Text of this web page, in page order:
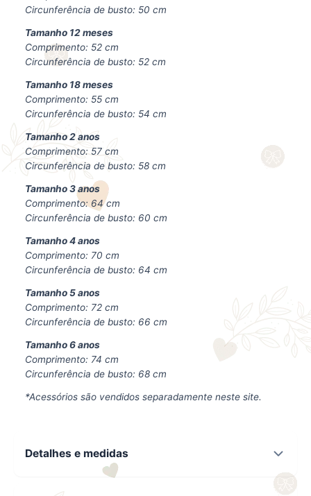
Circunferência de busto: 50 cm
Tamanho 12 meses
Comprimento: 52 cm
Circunferência de busto: 52 cm
Tamanho 18 meses
Comprimento: 55 cm
Circunferência de busto: 54 cm
Tamanho 2 anos
Comprimento: 57 cm
Circunferência de busto: 58 cm
Tamanho 3 anos
Comprimento: 64 cm
Circunferência de busto: 60 cm
Tamanho 4 anos
Comprimento: 70 cm
Circunferência de busto: 64 cm
Tamanho 5 anos
Comprimento: 72 cm
Circunferência de busto: 66 cm
Tamanho 6 anos
Comprimento: 74 cm
Circunferência de busto: 68 cm
*Acessórios são vendidos separadamente neste site.
Detalhes e medidas